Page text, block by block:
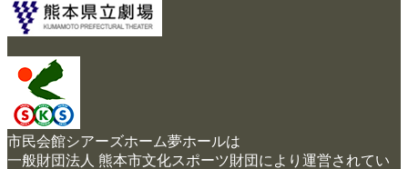
市民会館シアーズホーム夢ホールは
一般財団法人 熊本市文化スポーツ財団により運営されてい